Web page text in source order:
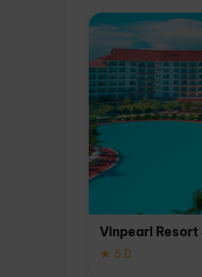
Vinpearl Resort
★ 5.0